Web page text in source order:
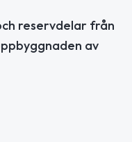
reservdelar från
av